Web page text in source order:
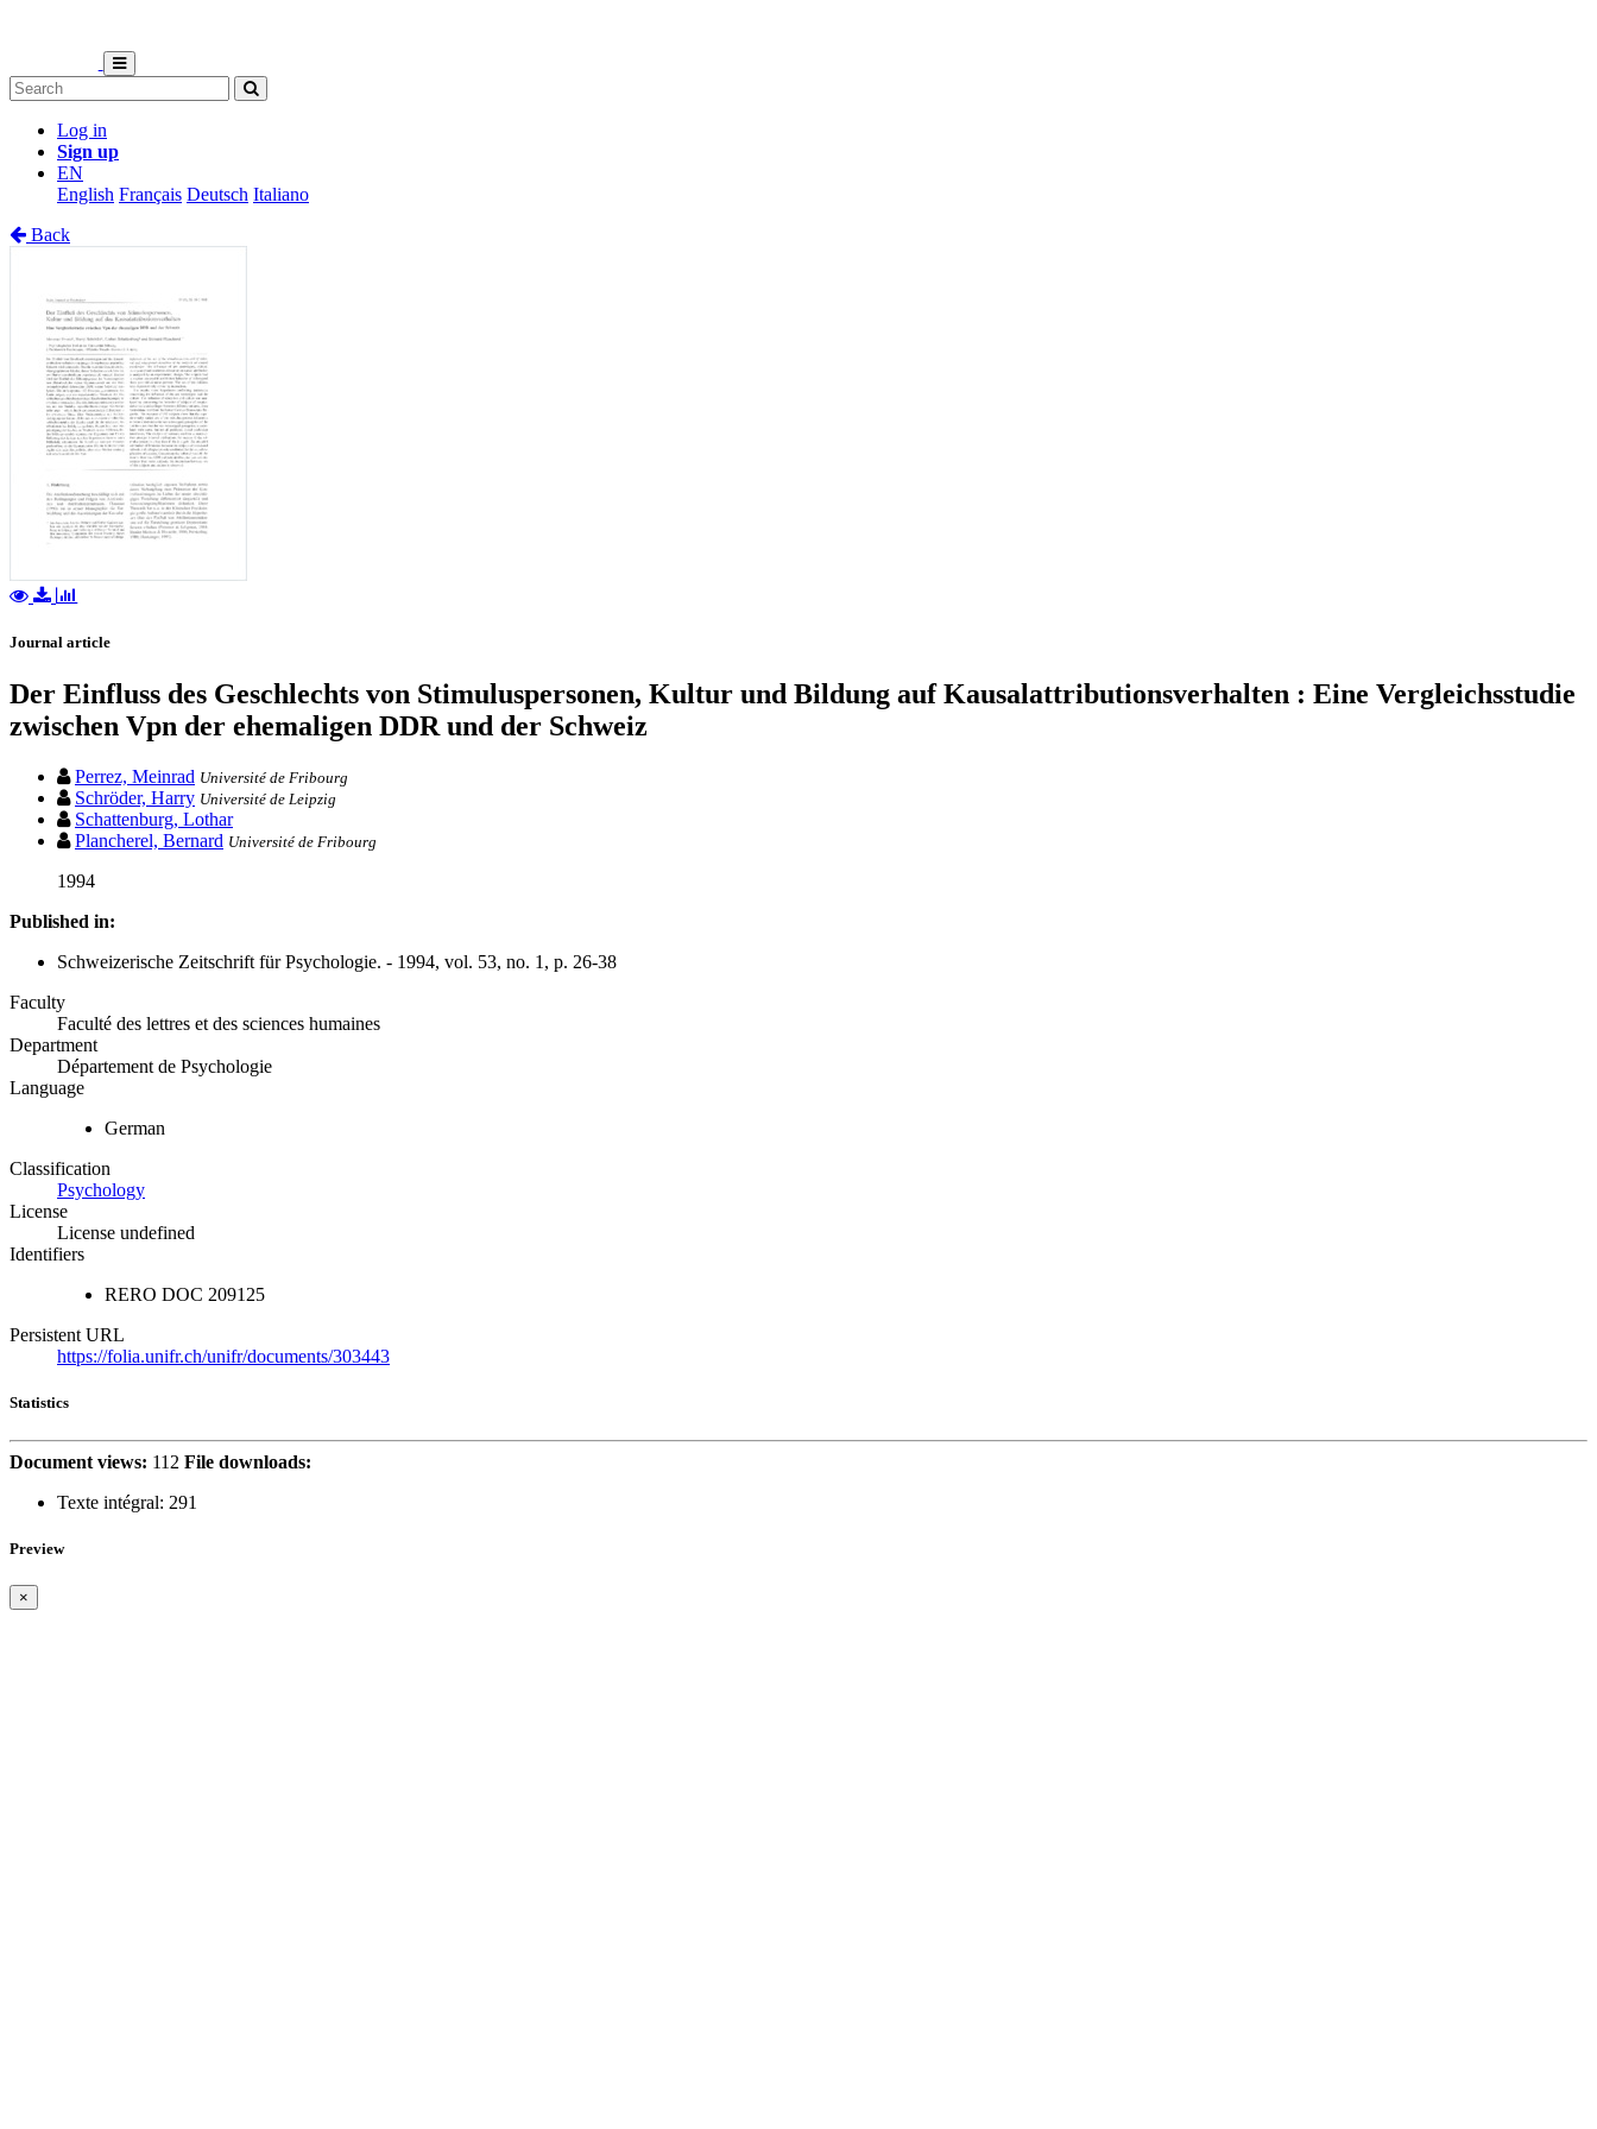
Log in
Sign up
EN
English Français Deutsch Italiano
Back
Journal article
Der Einfluss des Geschlechts von Stimuluspersonen, Kultur und Bildung auf Kausalattributionsverhalten : Eine Vergleichsstudie
zwischen Vpn der ehemaligen DDR und der Schweiz
Perrez, Meinrad Université de Fribourg
Schröder, Harry Université de Leipzig
Schattenburg, Lothar
Plancherel, Bernard Université de Fribourg
1994
Published in:
Schweizerische Zeitschrift für Psychologie. - 1994, vol. 53, no. 1, p. 26-38
Faculty
Faculté des lettres et des sciences humaines
Department
Département de Psychologie
Language
German
Classification
Psychology
License
License undefined
Identifiers
RERO DOC 209125
Persistent URL
https://folia.unifr.ch/unifr/documents/303443
Statistics
Document views: 112 File downloads:
Texte intégral: 291
Preview
×